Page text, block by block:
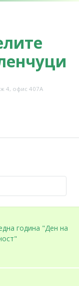
4, офис 407А
година "Ден на